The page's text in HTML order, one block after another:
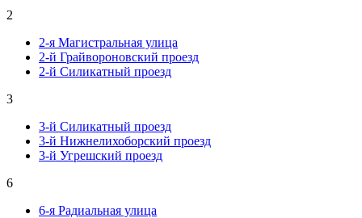
2
2-я Магистральная улица
2-й Грайвороновский проезд
2-й Силикатный проезд
3
3-й Силикатный проезд
3-й Нижнелихоборский проезд
3-й Угрешский проезд
6
6-я Радиальная улица